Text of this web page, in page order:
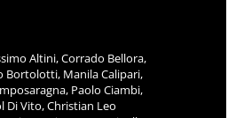
Altini, Corrado Bellora,
Bortolotti, Manila Calipari,
Paolo Ciambi,
Di Vito, Christian Leo